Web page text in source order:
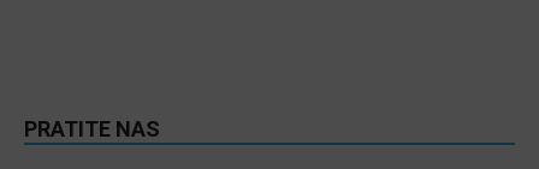
PRATITE NAS